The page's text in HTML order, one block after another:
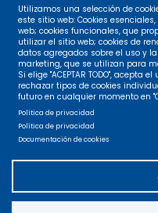
Contacto
Legal
Privacidad
Accesibilidad
Utilizamos una selección de
este sitio web: Cookies
web; cookies funcionales, que
utilizar el sitio web; cookies de
datos agregados sobre el uso y
marketing, que se utilizan para
Si elige "ACEPTAR TODO", acepta
rechazar tipos de cookies
futuro en cualquier momento en
Política de privacidad
Política de privacidad
Documentación de cookies